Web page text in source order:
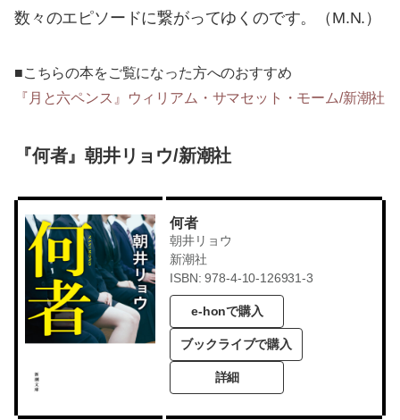
数々のエピソードに繋がってゆくのです。（M.N.）
■こちらの本をご覧になった方へのおすすめ
『月と六ペンス』ウィリアム・サマセット・モーム/新潮社
『何者』朝井リョウ/新潮社
何者
朝井リョウ
新潮社
ISBN: 978-4-10-126931-3
e-honで購入
ブックライブで購入
詳細